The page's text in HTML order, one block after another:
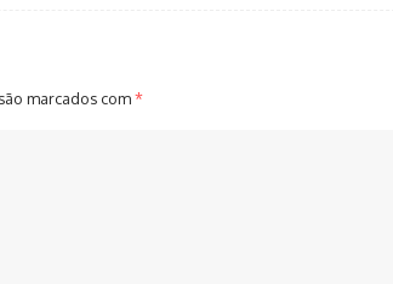
marcados com*